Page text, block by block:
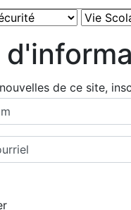
de ce site,